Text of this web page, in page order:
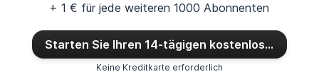
+ 1 € für jede weiteren 1000 Abonnenten
Starten Sie Ihren 14-tägigen kostenlosen Test
Keine Kreditkarte erforderlich